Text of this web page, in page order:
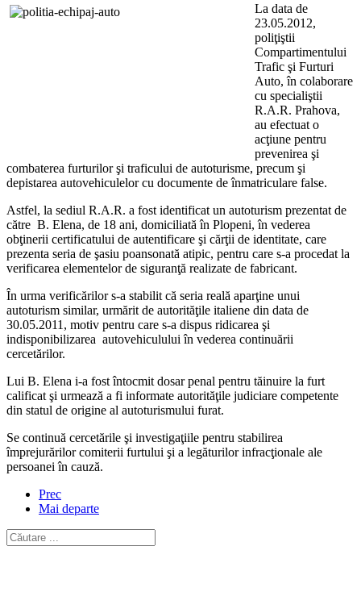
La data de
23.05.2012,
poliţiştii
Compartimentului
Trafic şi Furturi
Auto, în colaborare
cu specialiştii
R.A.R. Prahova,
au efectuat o
acţiune pentru
prevenirea şi
combaterea furturilor şi traficului de autoturisme, precum şi
depistarea autovehiculelor cu documente de înmatriculare false.
Astfel, la sediul R.A.R. a fost identificat un autoturism prezentat de
către B. Elena, de 18 ani, domiciliată în Plopeni, în vederea
obţinerii certificatului de autentificare şi cărţii de identitate, care
prezenta seria de şasiu poansonată atipic, pentru care s-a procedat la
verificarea elementelor de siguranţă realizate de fabricant.
În urma verificărilor s-a stabilit că seria reală aparţine unui
autoturism similar, urmărit de autorităţile italiene din data de
30.05.2011, motiv pentru care s-a dispus ridicarea şi
indisponibilizarea autovehiculului în vederea continuării
cercetărilor.
Lui B. Elena i-a fost întocmit dosar penal pentru tăinuire la furt
calificat şi urmează a fi informate autorităţile judiciare competente
din statul de origine al autoturismului furat.
Se continuă cercetările şi investigaţiile pentru stabilirea
împrejurărilor comiterii furtului şi a legăturilor infracţionale ale
persoanei în cauză.
Prec
Mai departe